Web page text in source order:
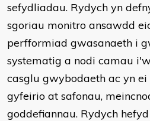
sefydliadau. Rydych yn
sgoriau monitro ansawdd
perfformiad gwasanaeth i
systematig a nodi camau
casglu gwybodaeth ac yn
gyfeirio at safonau,
goddefiannau. Rydych